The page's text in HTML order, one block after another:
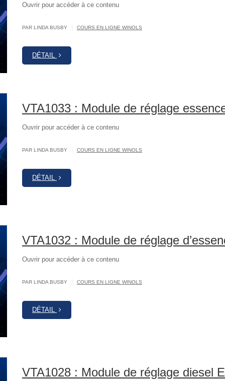
Ouvrir pour accéder à ce contenu
PAR LINDA BUSBY COURS EN LIGNE WINOLS
DÉTAIL
VTA1033 : Module de réglage
Ouvrir pour accéder à ce contenu
PAR LINDA BUSBY COURS EN LIGNE WINOLS
DÉTAIL
VTA1032 : Module de réglage
Ouvrir pour accéder à ce contenu
PAR LINDA BUSBY COURS EN LIGNE WINOLS
DÉTAIL
VTA1028 : Module de réglage diesel